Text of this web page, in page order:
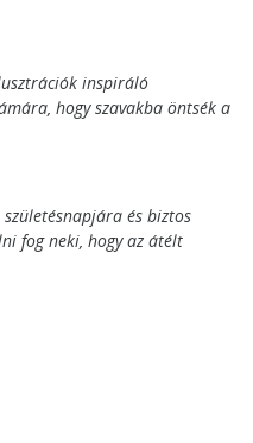
inspiráló
hogy szavakba öntsék a
születésnapjára és biztos
fog neki, hogy az átélt